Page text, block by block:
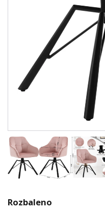
Rozbaleno